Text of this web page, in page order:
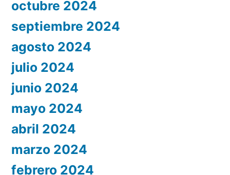
octubre 2024
septiembre 2024
agosto 2024
julio 2024
junio 2024
mayo 2024
abril 2024
marzo 2024
febrero 2024